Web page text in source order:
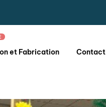
et Fabrication Contact